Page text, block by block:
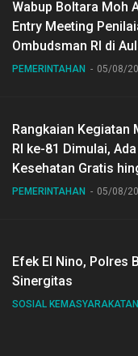
Wabup Boltara Moh
Entry Meeting
Ombudsman RI di
Gubernur Sulut
PEMERINTAHAN 05/08/
Rangkaian Kegiatan
RI ke-81 Dimulai,
Kesehatan Gratis
Dr Sirajudin Lasena
PEMERINTAHAN 05/08/
Efek El Nino, Polres
Sinergitas
SOSIAL KEMASYARAKATAN